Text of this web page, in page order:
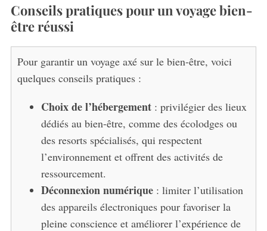
Conseils pratiques pour un voyage bien-
être réussi
Pour garantir un voyage axé sur le bien-être, voici
quelques conseils pratiques :
Choix de l’hébergement: privilégier des lieux
dédiés au bien-être, comme des écolodges ou
des resorts spécialisés, qui respectent
l’environnement et offrent des activités de
ressourcement.
Déconnexion numérique: limiter l’utilisation
des appareils électroniques pour favoriser la
pleine conscience et améliorer l’expérience de